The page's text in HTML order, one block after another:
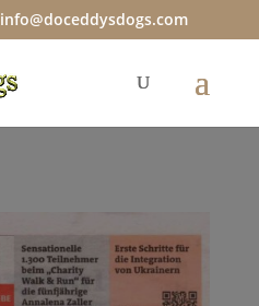
info@doceddysdogs.com